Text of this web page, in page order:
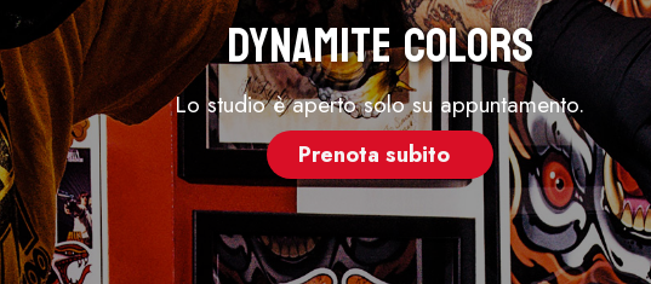
Dynamite Colors
Lo studio è aperto solo su appuntamento.
Prenota subito